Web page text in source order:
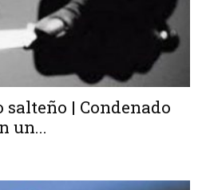
salteño | Condenado
un...